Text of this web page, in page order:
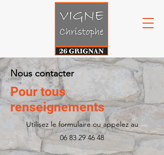
Nous contacter
Pour tous
renseignements
Utilisez le formulaire ou appelez au
06 83 29 46 48